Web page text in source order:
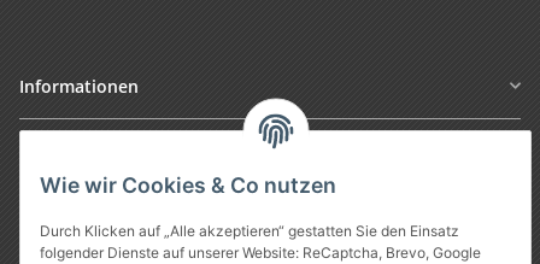
Wie wir Cookies & Co nutzen
Durch Klicken auf „Alle akzeptieren“ gestatten Sie den Einsatz
folgender Dienste auf unserer Website: ReCaptcha, Brevo, Google
Informationen